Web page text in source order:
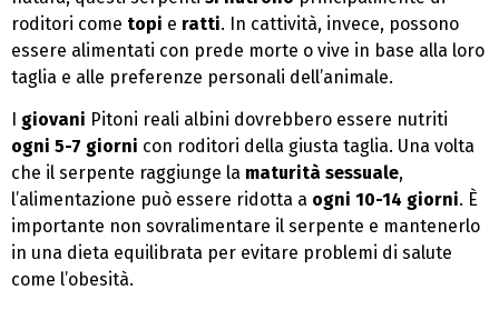
roditori come topi e ratti. In cattività, invece, possono
essere alimentati con prede morte o vive in base alla loro
taglia e alle preferenze personali dell’animale.
I giovani Pitoni reali albini dovrebbero essere nutriti
ogni 5-7 giorni con roditori della giusta taglia. Una volta
che il serpente raggiunge la maturità sessuale,
l’alimentazione può essere ridotta a ogni 10-14 giorni. È
importante non sovralimentare il serpente e mantenerlo
in una dieta equilibrata per evitare problemi di salute
come l’obesità.